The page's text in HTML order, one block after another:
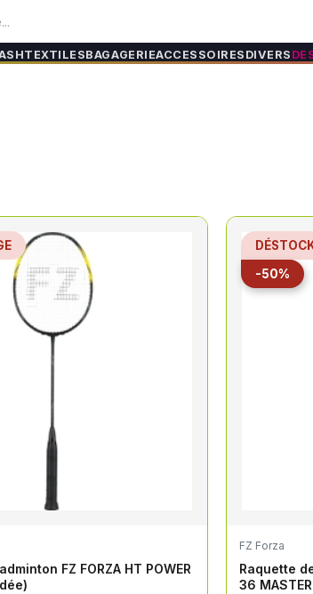
TEXTILESBAGAGERIEACCESSOIRES DIVERS
FZ FORZA HT POWER
-50%
FZ Forza
Raquette
36